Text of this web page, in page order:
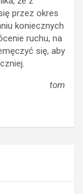
przez okres
koniecznych
ruchu, na
się, aby
tom